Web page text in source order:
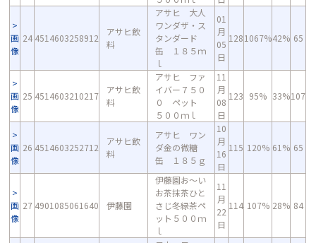
画
像
24 4514603258912
アサヒ飲
料
アサヒ 大人
ワンダザ・ス
タンダード
缶 １８５ｍ
ｌ
01
月
05
日
1281067%42% 65
画
像
25 4514603210217
アサヒ飲
料
アサヒ ファ
イバー７５０
０ ペット
５００ｍｌ
11
月
08
日
123 95% 33%107
画
像
26 4514603252712
アサヒ飲
料
アサヒ ワン
ダ金の微糖
缶 １８５ｇ
10
月
16
日
115 120% 61% 65
画
像
27 4901085061640 伊藤園
伊藤園お～い
お茶抹茶ひと
さじ冬緑茶ペ
ット５００ｍ
ｌ
11
月
22
日
114 107% 28% 84